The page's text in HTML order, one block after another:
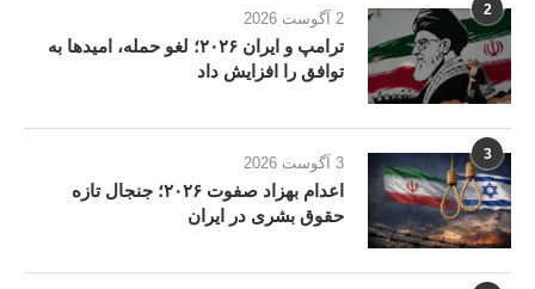
2 2 آگوست 2026
ترامپ و ایران ۲۰۲۶؛ لغو حمله، امیدها به
توافق را افزایش داد
3 3 آگوست 2026
اعدام بهزاد صفوت ۲۰۲۶؛ جنجال تازه
حقوق بشری در ایران